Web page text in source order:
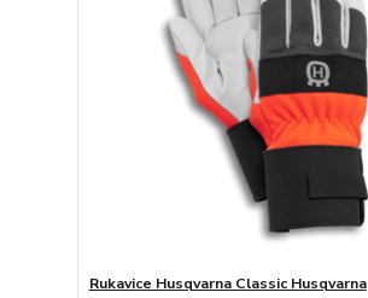
Rukavice Husqvarna Classic Husqvarna